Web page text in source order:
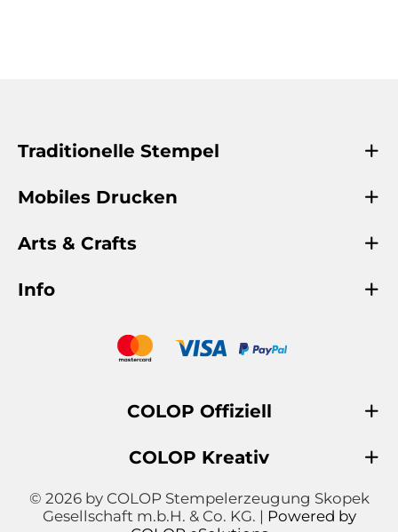
Traditionelle Stempel
Mobiles Drucken
Arts & Crafts
Info
COLOP Offiziell
COLOP Kreativ
© 2026 by COLOP Stempelerzeugung Skopek
Gesellschaft m.b.H. & Co. KG. | Powered by